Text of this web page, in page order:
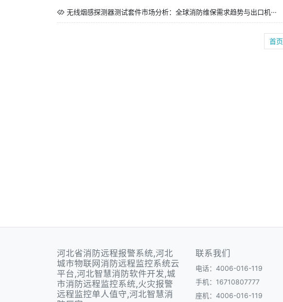
无线烟感探测器测试套件市场分析：全球消防维保需求趋势与出口机···
首页
河北省消防远程报警系统,河北
城市物联网消防远程监控系统云
平台,河北智慧消防软件开发,城
市消防远程监控系统,火灾报警
远程监控单人值守,河北智慧消
联系我们
电话：4006-016-119
手机：16710807777
座机：4006-016-119